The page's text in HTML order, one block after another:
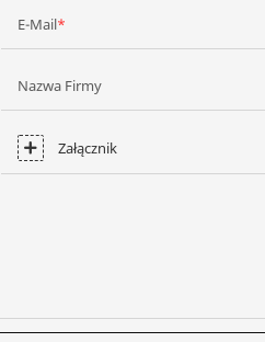
E-Mail
Nazwa Firmy
Załącznik